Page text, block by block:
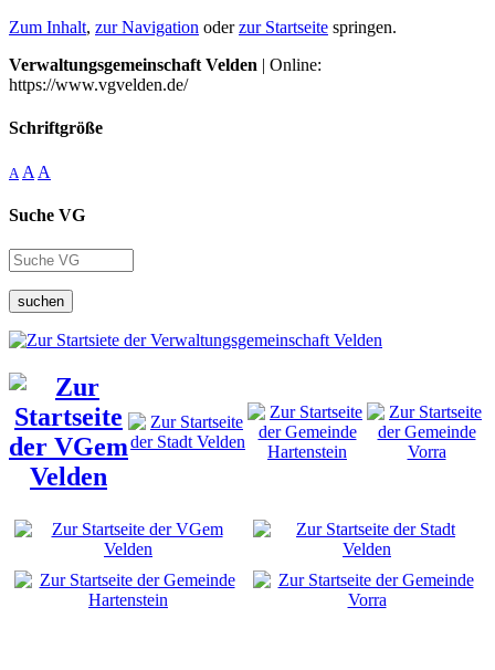
Zum Inhalt, zur Navigation oderzur Startseite springen.
Verwaltungsgemeinschaft Velden | Online:
https://www.vgvelden.de/
Schriftgröße
A A A
Suche VG
suchen